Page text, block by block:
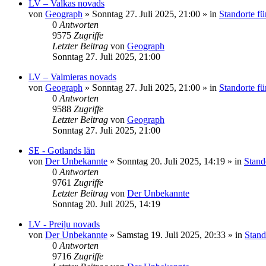
LV – Valkas novads
von Geograph » Sonntag 27. Juli 2025, 21:00 » in Standorte
0 Antworten
9575 Zugriffe
Letzter Beitrag von Geograph
Sonntag 27. Juli 2025, 21:00
LV – Valmieras novads
von Geograph » Sonntag 27. Juli 2025, 21:00 » in Standorte
0 Antworten
9588 Zugriffe
Letzter Beitrag von Geograph
Sonntag 27. Juli 2025, 21:00
SE - Gotlands län
von Der Unbekannte » Sonntag 20. Juli 2025, 14:19 » in
0 Antworten
9761 Zugriffe
Letzter Beitrag von Der Unbekannte
Sonntag 20. Juli 2025, 14:19
LV - Preiļu novads
von Der Unbekannte » Samstag 19. Juli 2025, 20:33 » in
0 Antworten
9716 Zugriffe